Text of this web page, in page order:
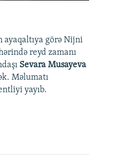
ayaqaltıya görə Nijni
reyd zamanı
Sevara Musayeva
Məlumatı
yayıb.